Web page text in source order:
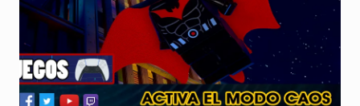
o
g
u
e